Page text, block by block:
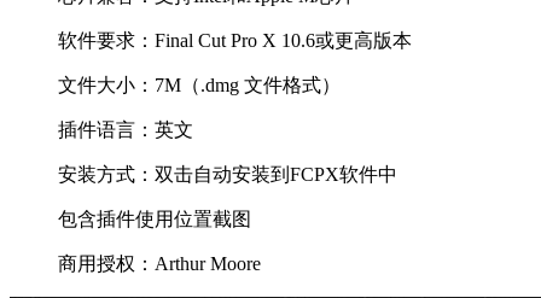
软件要求：Final Cut Pro X 10.6或更高版本
文件大小：7M（.dmg 文件格式）
插件语言：英文
安装方式：双击自动安装到FCPX软件中
包含插件使用位置截图
商用授权：Arthur Moore